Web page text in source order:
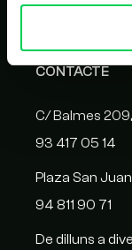
CONTACTE
C/ Balmes
93 417 05 14
Plaza San
94 811 90 71
De dilluns a